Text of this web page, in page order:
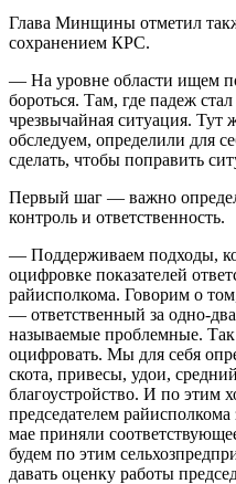
Глава Минщины отметил
сохранением КРС.
— На уровне области ищем
бороться. Там, где падеж
чрезвычайная ситуация. Тут
обследуем, определили для
сделать, чтобы поправить
Первый шаг — важно
контроль и ответственность.
— Поддерживаем подходы,
оцифровке показателей
райисполкома. Говорим о
— ответственный за одно-
называемые проблемные. Так
оцифровать. Мы для себя
скота, привесы, удои,
благоустройство. И по этим
председателем
мае приняли
будем по этим
давать оценку работы